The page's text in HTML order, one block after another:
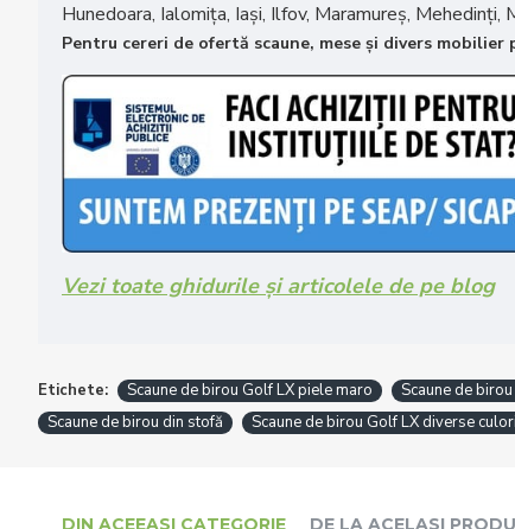
Hunedoara, Ialomița, Iași, Ilfov, Maramureș,
Pentru cereri de ofertă scaune, mese și divers
Vezi toate ghidurile și articolele de pe blog
Etichete: Scaune de birou Golf LX piele maro Scaune de
Scaune de birou din stofă
Scaune de birou Golf LX diverse culori
DIN ACEEASI CATEGORIE DE LA ACELASI